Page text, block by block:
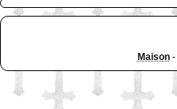
Maison-